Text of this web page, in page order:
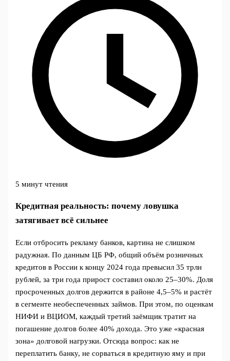
5 минут чтения
Кредитная реальность: почему ловушка
затягивает всё сильнее
Если отбросить рекламу банков, картина не слишком
радужная. По данным ЦБ РФ, общий объём розничных
кредитов в России к концу 2024 года превысил 35 трлн
рублей, за три года прирост составил около 25–30%. Доля
просроченных долгов держится в районе 4,5–5% и растёт
в сегменте необеспеченных займов. При этом, по оценкам
НИФИ и ВЦИОМ, каждый третий заёмщик тратит на
погашение долгов более 40% дохода. Это уже «красная
зона» долговой нагрузки. Отсюда вопрос: как не
переплатить банку, не сорваться в кредитную яму и при